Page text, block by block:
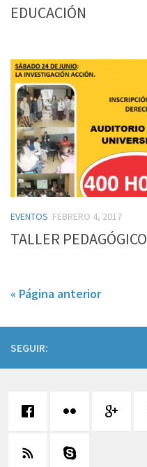
EDUCACIÓN
EVENTOS FEBRERO 4, 2017
TALLER PEDAGÓGICO
« Página anterior
SEGUIR: